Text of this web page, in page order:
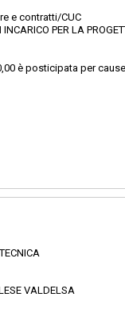
e contratti/CUC
PER LA
è posticipata per
VALDELSA